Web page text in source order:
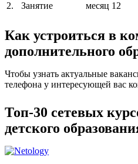
2.
Занятие месяц 12
Как устроиться в
дополнительного
Чтобы узнать актуальные
телефона у интересующей вас
Топ-30 сетевых
детского